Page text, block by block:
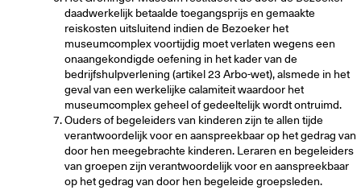
daadwerkelijk betaalde toegangsprijs en gemaakte
reiskosten uitsluitend indien de Bezoeker het
museumcomplex voortijdig moet verlaten wegens een
onaangekondigde oefening in het kader van de
bedrijfshulpverlening (artikel 23 Arbo-wet), alsmede in het
geval van een werkelijke calamiteit waardoor het
museumcomplex geheel of gedeeltelijk wordt ontruimd.
Ouders of begeleiders van kinderen zijn te allen tijde
verantwoordelijk voor en aanspreekbaar op het gedrag van
door hen meegebrachte kinderen. Leraren en begeleiders
van groepen zijn verantwoordelijk voor en aanspreekbaar
op het gedrag van door hen begeleide groepsleden.